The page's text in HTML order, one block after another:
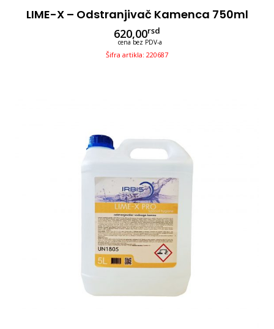
LIME-X – Odstranjivač Kamenca 750ml
620,00rsd
cena bez PDV-a
Šifra artikla: 220687